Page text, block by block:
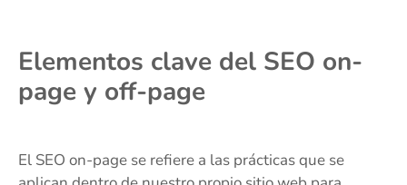
Elementos clave del SEO on-
page y off-page
El SEO on-page se refiere a las prácticas que se